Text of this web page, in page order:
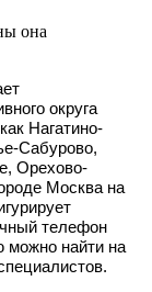
она
округа
Нагатино-
Сабурово,
Орехово-
Москва на
телефон
найти на